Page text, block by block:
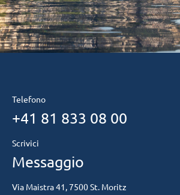
Telefono
+41 81 833 08 00
Scrivici
Messaggio
Via Maistra 41, 7500 St. Moritz